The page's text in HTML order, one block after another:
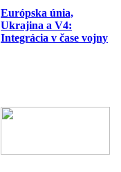
Európska únia,
Ukrajina a V4:
Integrácia v čase vojny